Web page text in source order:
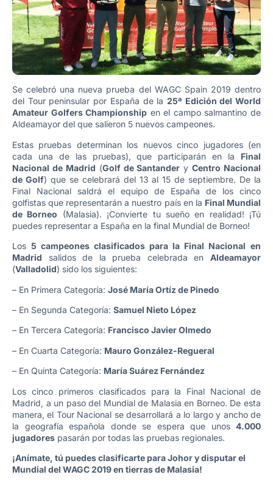
Se celebró una nueva prueba del WAGC Spain 2019 dentro
del Tour peninsular por España de la 25ª Edición del World
Amateur Golfers Championship en el campo salmantino de
Aldeamayor del que salieron 5 nuevos campeones.
Estas pruebas determinan los nuevos cinco jugadores (en
cada una de las pruebas), que participarán en la Final
Nacional de Madrid (Golf de Santander yCentro Nacional
de Golf) que se celebrará del 13 al 15 de septiembre. De la
Final Nacional saldrá el equipo de España de los cinco
golfistas que representarán a nuestro país en la Final Mundial
de Borneo (Malasia). ¡Convierte tu sueño en realidad! ¡Tú
puedes representar a España en la final Mundial de Borneo!
Los 5 campeones clasificados para la Final Nacional en
Madrid salidos de la prueba celebrada en Aldeamayor
(Valladolid) sido los siguientes:
– En Primera Categoría: José María Ortíz de Pinedo
– En Segunda Categoría: Samuel Nieto López
– En Tercera Categoría: Francisco Javier Olmedo
– En Cuarta Categoría: Mauro González-Regueral
– En Quinta Categoría: María Suárez Fernández
Los cinco primeros clasificados para la Final Nacional de
Madrid, a un paso del Mundial de Malasia en Borneo. De esta
manera, el Tour Nacional se desarrollará a lo largo y ancho de
la geografía española donde se espera que unos 4.000
jugadores pasarán por todas las pruebas regionales.
¡Anímate, tú puedes clasificarte para Johor y disputar el
Mundial del WAGC 2019 en tierras de Malasia!